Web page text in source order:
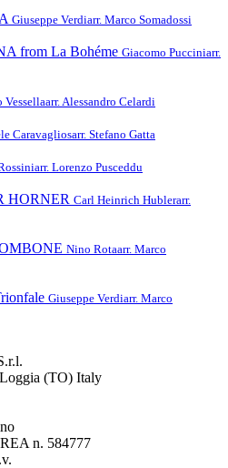
Giuseppe Verdiarr. Marco Somadossi
from La Bohéme Giacomo Pucciniarr.
Vessellaarr. Alessandro Celardi
Caravagliosarr. Stefano Gatta
arr. Lorenzo Pusceddu
HORNER Carl Heinrich Hublerarr.
Nino Rotaarr. Marco
Giuseppe Verdiarr. Marco
(TO) Italy
n. 584777